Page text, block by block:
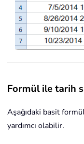
Formül ile tarih
Aşağıdaki basit
yardımcı olabilir.